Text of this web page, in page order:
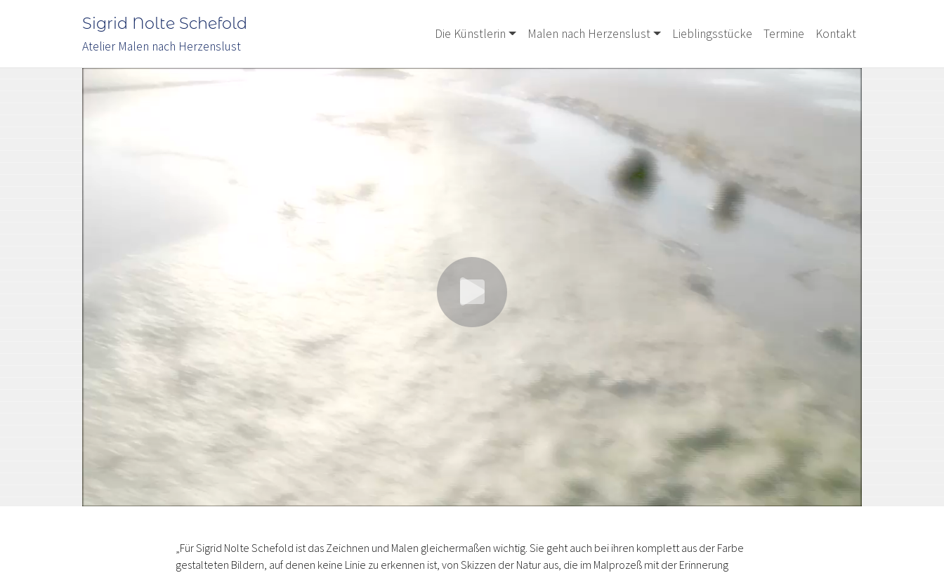
Sigrid Nolte Schefold
Atelier Malen nach Herzenslust
Die Künstlerin Malen nach Herzenslust Lieblingsstücke Termine Kontakt
„Für Sigrid Nolte Schefold ist das Zeichnen und Malen gleichermaßen wichtig. Sie geht auch bei ihren komplett aus der Farbe
gestalteten Bildern, auf denen keine Linie zu erkennen ist, von Skizzen der Natur aus, die im Malprozeß mit der Erinnerung